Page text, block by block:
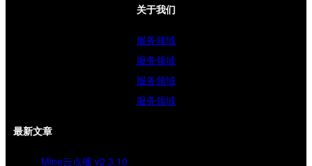
关于我们
服务领域
服务领域
服务领域
服务领域
最新文章
Mine云点播 v2.3.10